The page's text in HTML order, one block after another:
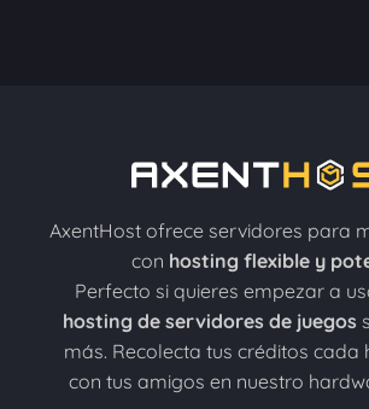
AxentHost ofrece servidores para
con hosting flexible y
Perfecto si quieres empezar a
hosting de servidores de juegos
más. Recolecta tus créditos cada
con tus amigos en nuestro